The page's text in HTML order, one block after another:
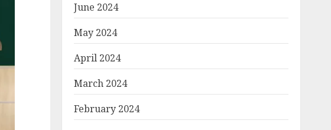
June 2024
May 2024
April 2024
March 2024
February 2024